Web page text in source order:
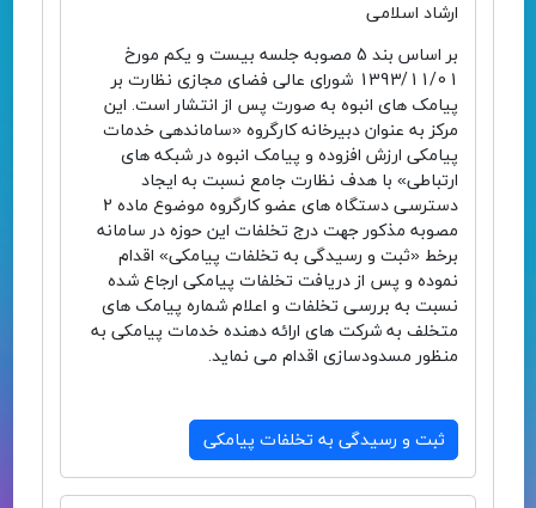
ارشاد اسلامی
بر اساس بند 5 مصوبه جلسه بیست و یکم مورخ
1393/11/01 شورای عالی فضای مجازی نظارت بر
پیامک های انبوه به صورت پس از انتشار است. این
مرکز به عنوان دبیرخانه کارگروه «ساماندهی خدمات
پیامکی ارزش افزوده و پیامک انبوه در شبکه های
ارتباطی» با هدف نظارت جامع نسبت به ایجاد
دسترسی دستگاه های عضو کارگروه موضوع ماده 2
مصوبه مذکور جهت درج تخلفات این حوزه در سامانه
برخط «ثبت و رسیدگی به تخلفات پیامکی» اقدام
نموده و پس از دریافت تخلفات پیامکی ارجاع شده
نسبت به بررسی تخلفات و اعلام شماره پیامک های
متخلف به شرکت های ارائه دهنده خدمات پیامکی به
منظور مسدودسازی اقدام می نماید.
ثبت و رسیدگی به تخلفات پیامکی